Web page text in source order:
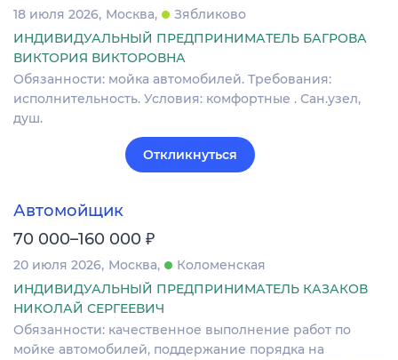
18 июля 2026 Москва
Зябликово
ИНДИВИДУАЛЬНЫЙ ПРЕДПРИНИМАТЕЛЬ БАГРОВА
ВИКТОРИЯ ВИКТОРОВНА
Обязанности: мойка автомобилей. Требования:
исполнительность. Условия: комфортные . Сан.узел,
душ.
Откликнуться
Автомойщик
70 000–160 000 ₽
20 июля 2026 Москва
Коломенская
ИНДИВИДУАЛЬНЫЙ ПРЕДПРИНИМАТЕЛЬ КАЗАКОВ
НИКОЛАЙ СЕРГЕЕВИЧ
Обязанности: качественное выполнение работ по
мойке автомобилей, поддержание порядка на